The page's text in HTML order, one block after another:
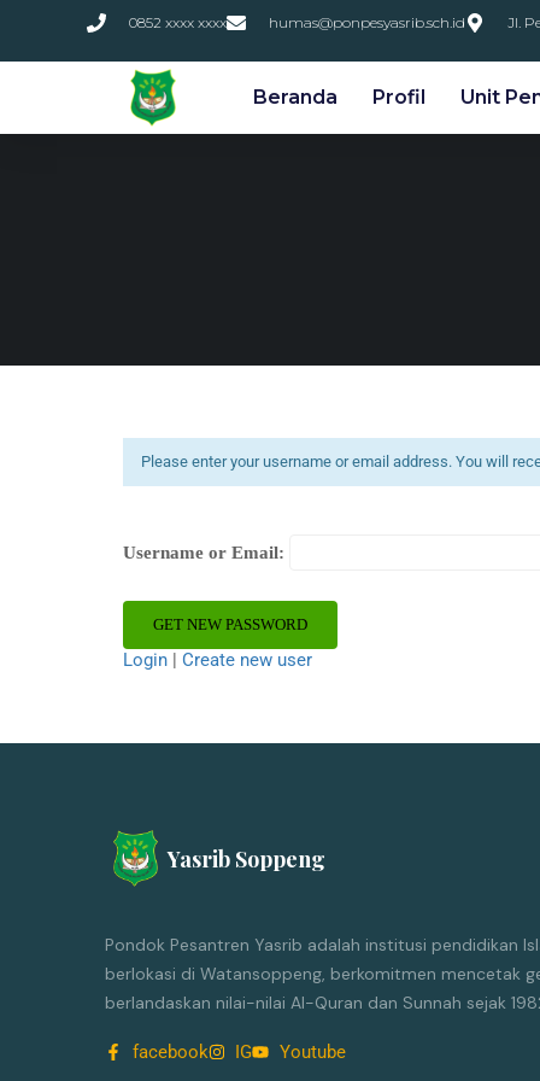
0852 xxxx xxxx humas@ponpesyasrib.sch.id Jl.
Beranda Profil Unit
Please enter your username or email address. You will
Username or Email:
Login | Create new user
Yasrib Soppeng
Pondok Pesantren Yasrib adalah institusi pendidikan
berlokasi di Watansoppeng, berkomitmen mencetak
berlandaskan nilai-nilai Al-Quran dan Sunnah sejak
facebook IG Youtube